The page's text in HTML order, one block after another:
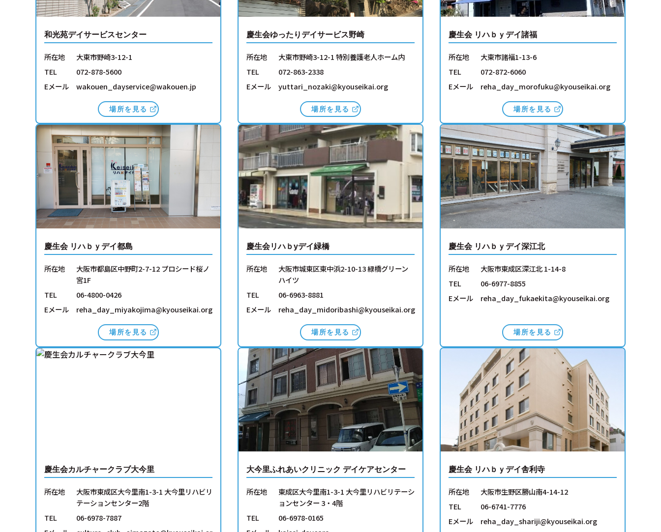
和光苑デイサービスセンター
所在地
大東市野崎3-12-1
TEL
072-878-5600
Eメール
wakouen_dayservice@wakouen.jp
場所を見る
慶生会ゆったりデイサービス野崎
所在地
大東市野崎3-12-1 特別養護老人ホーム内
TEL
072-863-2338
Eメール
yuttari_nozaki@kyouseikai.org
場所を見る
慶生会 リハｂｙデイ諸福
所在地
大東市諸福1-13-6
TEL
072-872-6060
Eメール
reha_day_morofuku@kyouseikai.org
場所を見る
慶生会 リハｂｙデイ都島
所在地
大阪市都島区中野町2-7-12 プロシード桜ノ
宮1F
TEL
06-4800-0426
Eメール
reha_day_miyakojima@kyouseikai.org
場所を見る
慶生会リハｂyデイ緑橋
所在地
大阪市城東区東中浜2-10-13 緑橋グリーン
ハイツ
TEL
06-6963-8881
Eメール
reha_day_midoribashi@kyouseikai.org
場所を見る
慶生会 リハｂｙデイ深江北
所在地
大阪市東成区深江北 1-14-8
TEL
06-6977-8855
Eメール
reha_day_fukaekita@kyouseikai.org
場所を見る
慶生会カルチャークラブ大今里
所在地
大阪市東成区大今里南1-3-1 大今里リハビリ
テーションセンター2階
TEL
06-6978-7887
大今里ふれあいクリニック デイケアセンター
所在地
東成区大今里南1-3-1 大今里リハビリテーシ
ョンセンター 3・4階
TEL
06-6978-0165
慶生会 リハｂｙデイ舎利寺
所在地
大阪市生野区勝山南4-14-12
TEL
06-6741-7776
Eメール
reha_day_shariji@kyouseikai.org